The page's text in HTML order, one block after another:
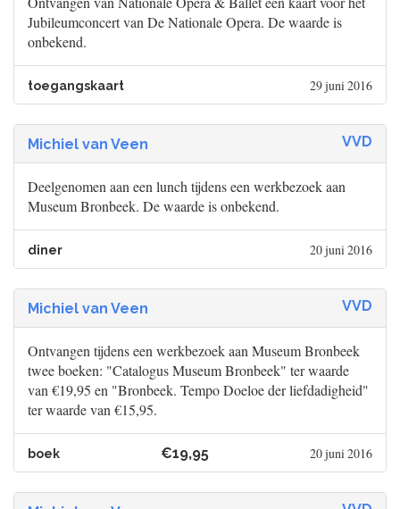
Jubileumconcert van De Nationale Opera. De waarde is
onbekend.
toegangskaart 29 juni 2016
Michiel van Veen VVD
Deelgenomen aan een lunch tijdens een werkbezoek aan
Museum Bronbeek. De waarde is onbekend.
diner 20 juni 2016
Michiel van Veen VVD
Ontvangen tijdens een werkbezoek aan Museum Bronbeek
twee boeken: "Catalogus Museum Bronbeek" ter waarde
van €19,95 en "Bronbeek. Tempo Doeloe der liefdadigheid"
ter waarde van €15,95.
boek €19,95 20 juni 2016